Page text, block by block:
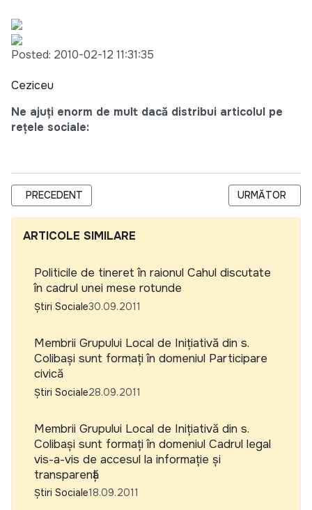
Posted: 2010-02-12 11:31:35
Ceziceu
Ne ajuți enorm de mult dacă distribui articolul pe
rețele sociale:
ARTICOL PRECEDENT: EUTANASIE?
PRECEDENT ARTICOLUL
URMĂTOR
ARTICOLE SIMILARE
Politicile de tineret în raionul Cahul discutate
în cadrul unei mese rotunde
Știri Sociale30.09.2011
Membrii Grupului Local de Inițiativă din s.
Colibași sunt formați în domeniul Participare
civică
Știri Sociale28.09.2011
Membrii Grupului Local de Inițiativă din s.
Colibași sunt formați în domeniul Cadrul legal
vis-a-vis de accesul la informație și
transparență
Știri Sociale18.09.2011